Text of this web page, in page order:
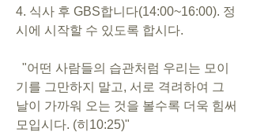
4. 식사 후 GBS합니다(14:00~16:00). 정
시에 시작할 수 있도록 합시다.
"어떤 사람들의 습관처럼 우리는 모이
기를 그만하지 말고, 서로 격려하여 그
날이 가까워 오는 것을 볼수록 더욱 힘써
모입시다. (히10:25)"